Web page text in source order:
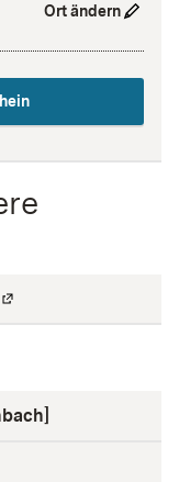
Ort ändern
Externe Verlinkung